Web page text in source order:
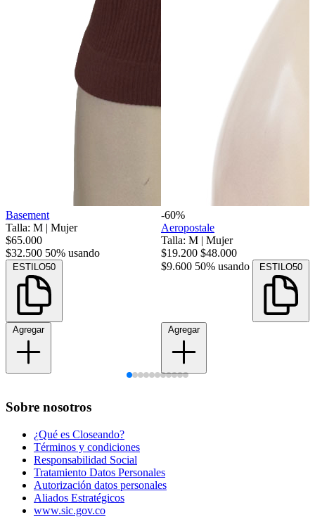
Basement
Talla: M | Mujer
$65.000
$32.500 50% usando
ESTILO50
Agregar
-60%
Aeropostale
Talla: M | Mujer
$19.200 $48.000
$9.600 50% usando ESTILO50
Agregar
Sobre nosotros
¿Qué es Closeando?
Términos y condiciones
Responsabilidad Social
Tratamiento Datos Personales
Autorización datos personales
Aliados Estratégicos
www.sic.gov.co